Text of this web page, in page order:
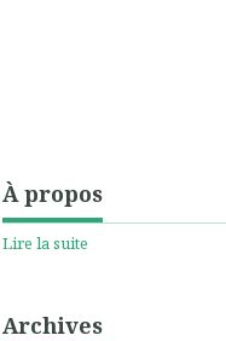
À propos
Lire la suite
Archives